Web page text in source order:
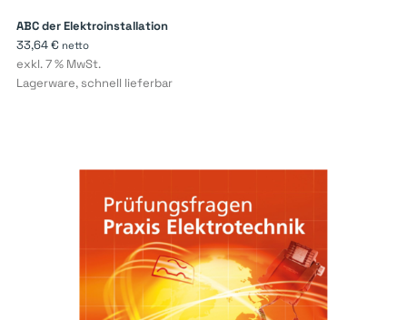
ABC der Elektroinstallation
33,64€ netto
exkl. 7 % MwSt.
Lagerware, schnell lieferbar